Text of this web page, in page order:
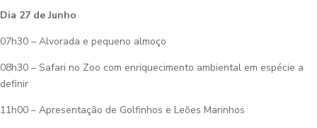
Dia 27 de Junho
07h30 – Alvorada e pequeno almoço
08h30 – Safari no Zoo com enriquecimento ambiental em espécie a
definir
11h00 – Apresentação de Golfinhos e Leões Marinhos